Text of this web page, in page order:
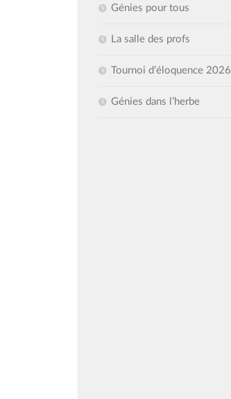
Génies pour tous
La salle des profs
Tournoi d’éloquence 2026
Génies dans l’herbe